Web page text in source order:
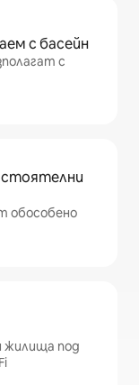
с басейн
с
обособено
жилища под